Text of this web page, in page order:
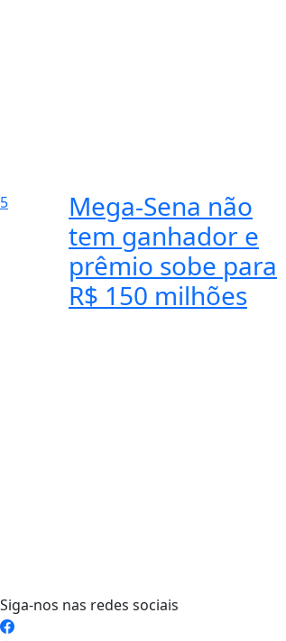
5
Mega-Sena não
tem ganhador e
prêmio sobe para
R$ 150 milhões
Siga-nos nas redes sociais